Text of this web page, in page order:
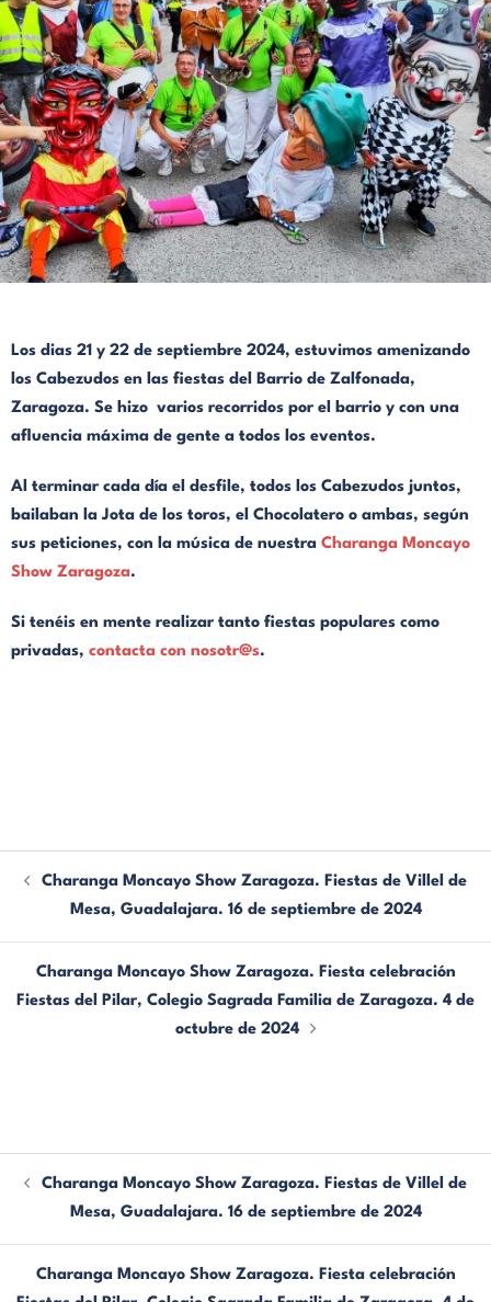
Los dias 21 y 22 de septiembre 2024, estuvimos amenizando
los Cabezudos en las fiestas del Barrio de Zalfonada,
Zaragoza. Se hizo varios recorridos por el barrio y con una
afluencia máxima de gente a todos los eventos.
Al terminar cada día el desfile, todos los Cabezudos juntos,
bailaban la Jota de los toros, el Chocolatero o ambas, según
sus peticiones, con la música de nuestra Charanga Moncayo
Show Zaragoza.
Si tenéis en mente realizar tanto fiestas populares como
privadas, contacta con nosotr@s.
Charanga Moncayo Show Zaragoza. Fiestas de Villel de
Mesa, Guadalajara. 16 de septiembre de 2024
Charanga Moncayo Show Zaragoza. Fiesta celebración
Fiestas del Pilar, Colegio Sagrada Familia de Zaragoza. 4 de
octubre de 2024
Charanga Moncayo Show Zaragoza. Fiestas de Villel de
Mesa, Guadalajara. 16 de septiembre de 2024
Charanga Moncayo Show Zaragoza. Fiesta celebración